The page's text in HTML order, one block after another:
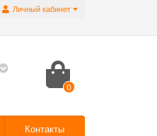
Личный кабинет
0
Контакты